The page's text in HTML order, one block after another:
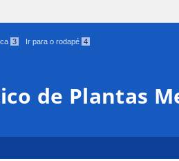
3 Ir para o rodapé 4
de Plantas